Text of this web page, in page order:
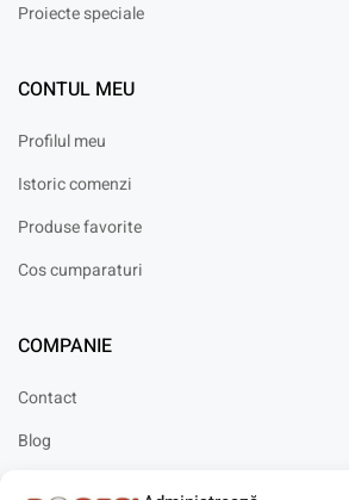
Proiecte speciale
CONTUL MEU
Profilul meu
Istoric comenzi
Produse favorite
Cos cumparaturi
COMPANIE
Contact
Blog